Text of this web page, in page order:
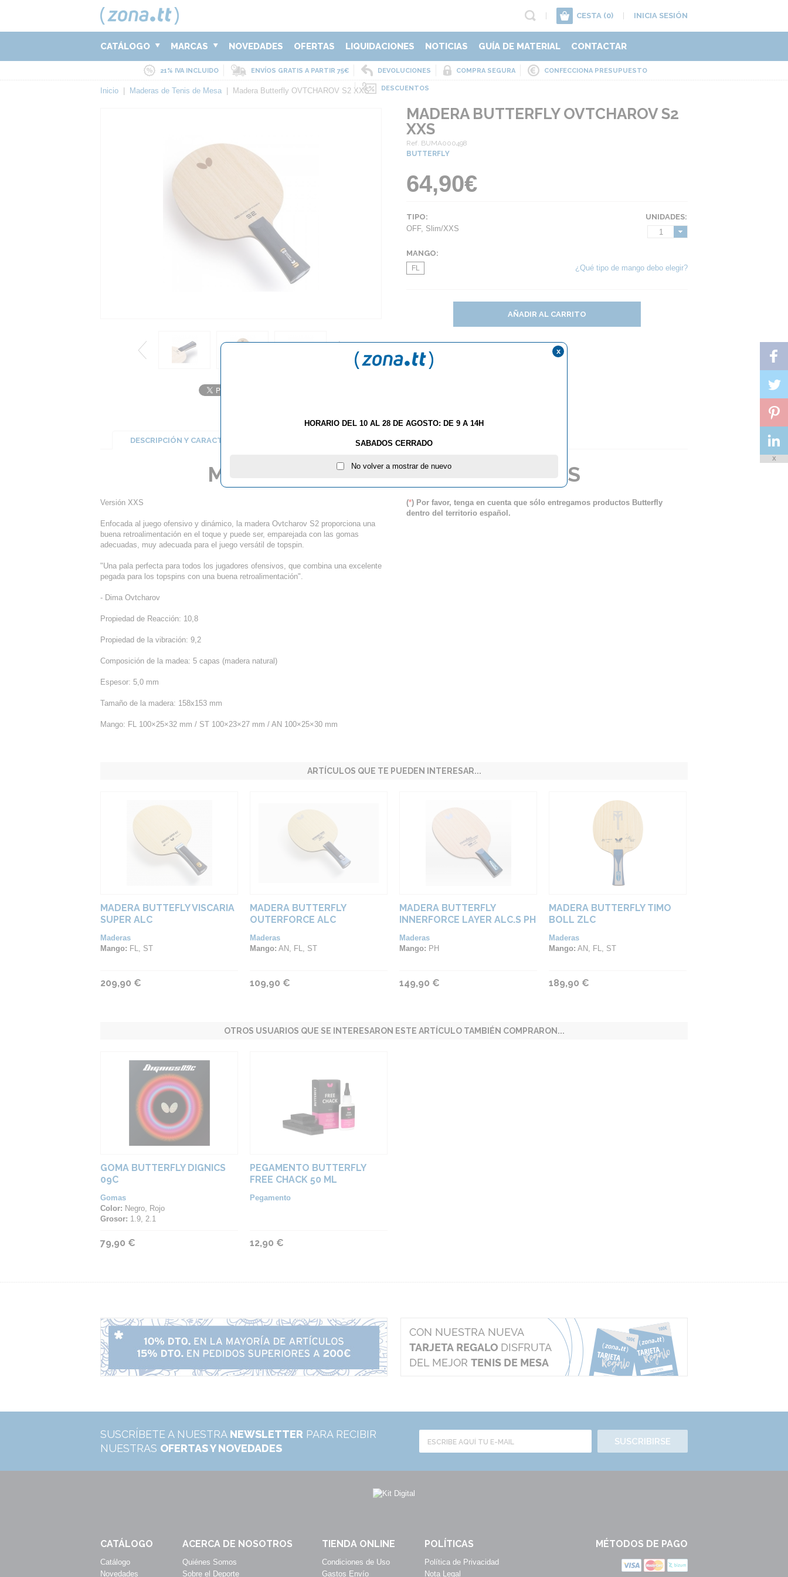
CESTA (0) INICIA SESIÓN
CATÁLOGO MARCAS NOVEDADES OFERTAS LIQUIDACIONES NOTICIAS GUÍA DE MATERIAL CONTACTAR
21% IVA INCLUIDO ENVÍOS GRATIS A PARTIR 75€ DEVOLUCIONES COMPRA SEGURA CONFECCIONA PRESUPUESTO
DESCUENTOS
Inicio Maderas de Tenis de Mesa Madera Butterfly OVTCHAROV S2 XXS
MADERA BUTTERFLY OVTCHAROV S2
XXS
Ref. BUMA000498
BUTTERFLY
64,90€
UNIDADES:
1
TIPO:
OFF, Slim/XXS
MANGO:
FL ¿Qué tipo de mango debo elegir?
AÑADIR AL CARRITO
DESCRIPCIÓN Y CARACTERÍSTICAS ¿QUÉ ESTILO DE MANGO DE RAQUETA DEBO ELEGIR?
Madera Butterfly OVTCHAROV S2 XXS
Versión XXS
Enfocada al juego ofensivo y dinámico, la madera Ovtcharov S2 proporciona una
buena retroalimentación en el toque y puede ser, emparejada con las gomas
adecuadas, muy adecuada para el juego versátil de topspin.
"Una pala perfecta para todos los jugadores ofensivos, que combina una excelente
pegada para los topspins con una buena retroalimentación".
- Dima Ovtcharov
Propiedad de Reacción: 10,8
Propiedad de la vibración: 9,2
Composición de la madea: 5 capas (madera natural)
Espesor: 5,0 mm
Tamaño de la madera: 158x153 mm
Mango: FL 100×25×32 mm / ST 100×23×27 mm / AN 100×25×30 mm
(*) Por favor, tenga en cuenta que sólo entregamos productos Butterfly
dentro del territorio español.
ARTÍCULOS QUE TE PUEDEN INTERESAR...
MADERA BUTTEFLY VISCARIA
SUPER ALC
Maderas
Mango: FL, ST
209,90 €
MADERA BUTTERFLY
OUTERFORCE ALC
Maderas
Mango: AN, FL, ST
109,90 €
MADERA BUTTERFLY
INNERFORCE LAYER ALC.S PH
Maderas
Mango: PH
149,90 €
MADERA BUTTERFLY TIMO
BOLL ZLC
Maderas
Mango: AN, FL, ST
189,90 €
OTROS USUARIOS QUE SE INTERESARON ESTE ARTÍCULO TAMBIÉN COMPRARON...
GOMA BUTTERFLY DIGNICS
09C
Gomas
Color: Negro, Rojo
Grosor: 1.9, 2.1
79,90 €
PEGAMENTO BUTTERFLY
FREE CHACK 50 ML
Pegamento
12,90 €
SUSCRÍBETE A NUESTRA NEWSLETTER PARA RECIBIR
NUESTRAS OFERTAS Y NOVEDADES
SUSCRIBIRSE
CATÁLOGO
Catálogo
Novedades
ACERCA DE NOSOTROS
Quiénes Somos
Sobre el Deporte
TIENDA ONLINE
Condiciones de Uso
Gastos Envío
POLÍTICAS
Política de Privacidad
Nota Legal
MÉTODOS DE PAGO
HORARIO DEL 10 AL 28 DE AGOSTO: DE 9 A 14H
SABADOS CERRADO
No volver a mostrar de nuevo
x
X